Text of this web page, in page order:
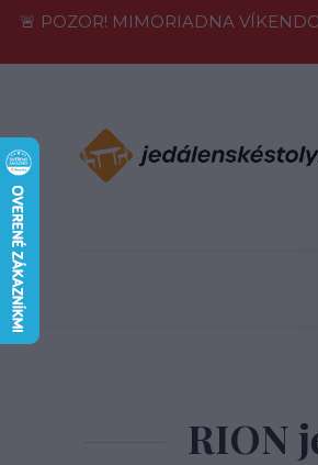
🚨 POZOR! MIMORIADNA
RION